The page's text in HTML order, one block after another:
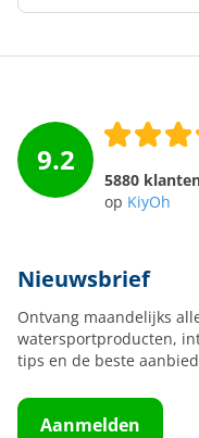
9.2
5880
op KiyOh
Nieuwsbrief
Ontvang maandelijks
watersportproducten,
tips en de beste
Aanmelden